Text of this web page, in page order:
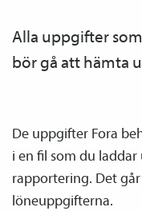
Alla uppgifter
bör gå att hämta
De uppgifter Fora
i en fil som du
rapportering. Det
löneuppgifterna.